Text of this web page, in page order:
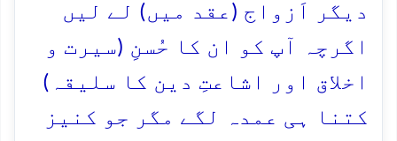
دیگر اَزواج (عقد میں) لے لیں
اگرچہ آپ کو ان کا حُسنِ (سیرت و
اخلاق اور اشاعتِ دین کا سلیقہ)
کتنا ہی عمدہ لگے مگر جو کنیز